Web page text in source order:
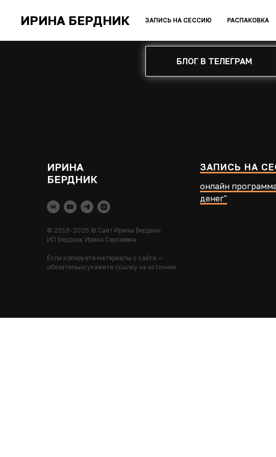
ИРИНА БЕРДНИК ЗАПИСЬ НА СЕССИЮ РАСПАКОВКА
БЛОГ В ТЕЛЕГРАМ
ИРИНА
БЕРДНИК
© 2016-2026 © Сайт Ирины Бердник
ИП Бердник Ирина Сергеевна
Если копируете материалы с сайта —
обязательно укажите ссылку на источник
ЗАПИСЬ НА
онлайн
денег"